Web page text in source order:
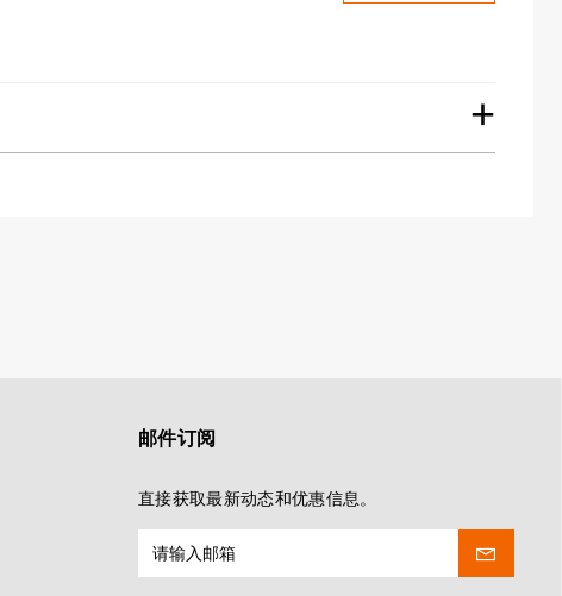
+
邮件订阅
直接获取最新动态和优惠信息。